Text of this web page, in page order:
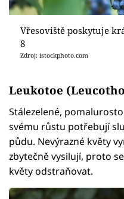
Vřesoviště poskytuje
8
Zdroj: istockphoto.com
Leukotoe
Stálezelené,
svému růstu potřebují
půdu. Nevýrazné květy
zbytečně vysilují, proto
květy odstraňovat.